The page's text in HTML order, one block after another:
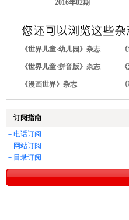
2016年02期
《世界儿童·幼儿园》杂志
《世界儿童·拼音版》杂志
《漫画世界》杂志